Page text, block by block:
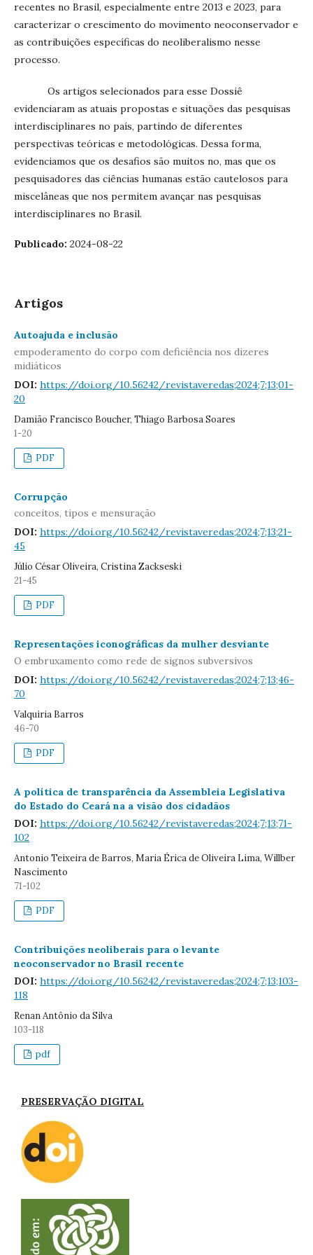
recentes no Brasil, especialmente entre 2013 e 2023, para
caracterizar o crescimento do movimento neoconservador e
as contribuições específicas do neoliberalismo nesse
processo.
Os artigos selecionados para esse Dossiê
evidenciaram as atuais propostas e situações das pesquisas
interdisciplinares no país, partindo de diferentes
perspectivas teóricas e metodológicas. Dessa forma,
evidenciamos que os desafios são muitos no, mas que os
pesquisadores das ciências humanas estão cautelosos para
miscelâneas que nos permitem avançar nas pesquisas
interdisciplinares no Brasil.
Publicado: 2024-08-22
Artigos
Autoajuda e inclusão
empoderamento do corpo com deficiência nos dizeres
midiáticos
DOI: https://doi.org/10.56242/revistaveredas;2024;7;13;01-
20
Damião Francisco Boucher, Thiago Barbosa Soares
1-20
PDF
Corrupção
conceitos, tipos e mensuração
DOI: https://doi.org/10.56242/revistaveredas;2024;7;13;21-
45
Júlio César Oliveira, Cristina Zackseski
21-45
PDF
Representações iconográficas da mulher desviante
O embruxamento como rede de signos subversivos
DOI: https://doi.org/10.56242/revistaveredas;2024;7;13;46-
70
Valquiria Barros
46-70
PDF
A política de transparência da Assembleia Legislativa
do Estado do Ceará na a visão dos cidadãos
DOI: https://doi.org/10.56242/revistaveredas;2024;7;13;71-
102
Antonio Teixeira de Barros, Maria Érica de Oliveira Lima, Willber
Nascimento
71-102
PDF
Contribuições neoliberais para o levante
neoconservador no Brasil recente
DOI: https://doi.org/10.56242/revistaveredas;2024;7;13;103-
118
Renan Antônio da Silva
103-118
pdf
PRESERVAÇÃO DIGITAL